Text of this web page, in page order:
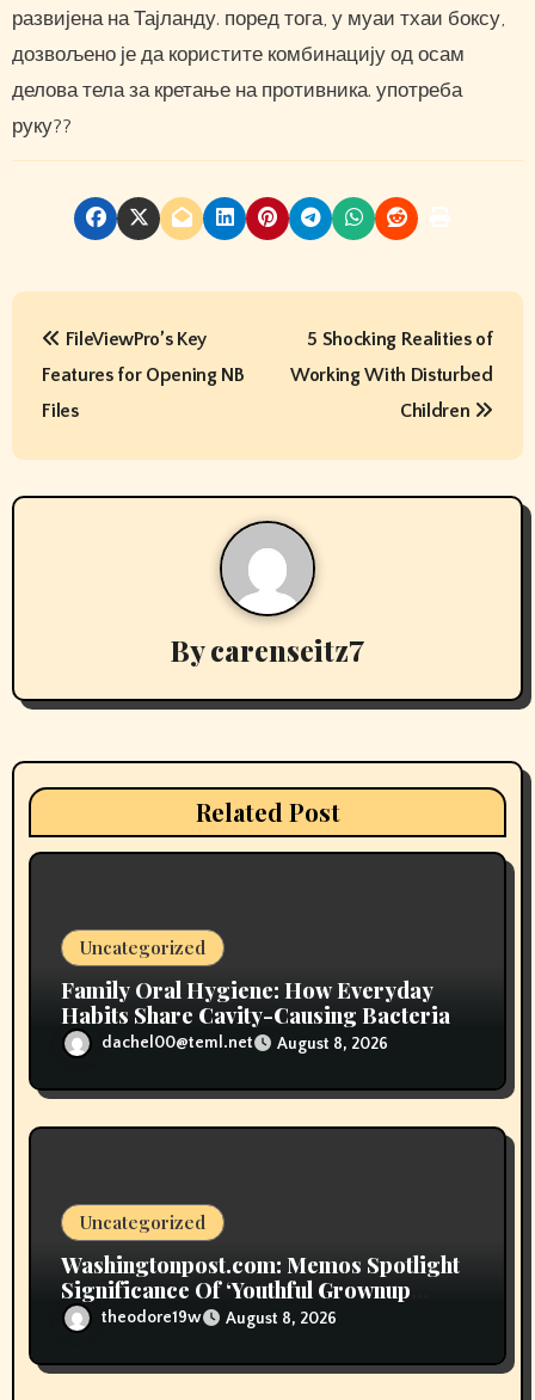
развијена на Тајланду. поред тога, у муаи тхаи боксу,
дозвољено је да користите комбинацију од осам
делова тела за кретање на противника. употреба
руку??
P
t
n
g
a
FileViewPro’s Key
Features for Opening NB
Files
5 Shocking Realities of
Working With Disturbed
Children
Bycarenseitz7
Related Post
Uncategorized
Family Oral Hygiene: How Everyday
Habits Share Cavity-Causing Bacteria
dachel00@teml.net August 8, 2026
Uncategorized
Washingtonpost.com: Memos Spotlight
Significance Of ‘Youthful Grownup
Smokers’
theodore19w August 8, 2026